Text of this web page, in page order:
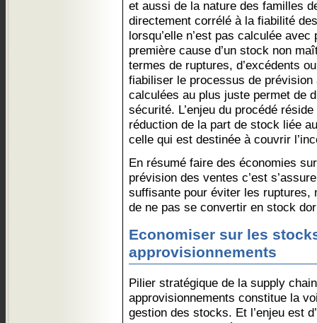
et aussi de la nature des familles
directement corrélé à la fiabilité
lorsqu’elle n’est pas calculée
première cause d’un stock non
termes de ruptures, d’excédents
fiabiliser le processus de prévision
calculées au plus juste permet de
sécurité. L’enjeu du procédé
réduction de la part de stock liée
celle qui est destinée à couvrir
En résumé faire des économies
prévision des ventes c’est
suffisante pour éviter les ruptures,
de ne pas se convertir en stock
Economiser sur les
approvisionnements
Pilier stratégique de la supply
approvisionnements constitue la
gestion des stocks. Et l’enjeu est